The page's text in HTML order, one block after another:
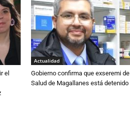
el
Actualidad
Gobierno confirma que exseremi de
Salud de Magallanes está detenido